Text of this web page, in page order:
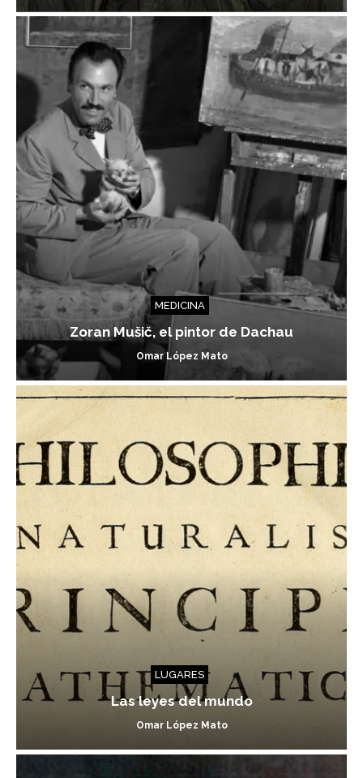
MEDICINA
Zoran Mušič, el pintor de Dachau
Omar López Mato
LUGARES
Las leyes del mundo
Omar López Mato